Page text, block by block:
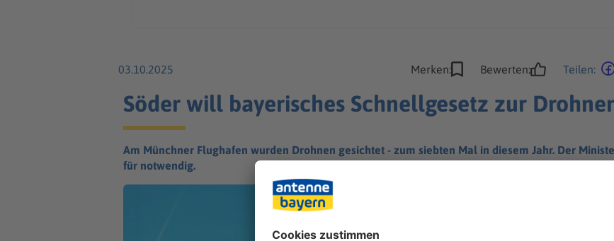
03.10.2025 Merken: Bewerten: Teilen:
Söder will bayerisches Schnellgesetz zur
Am Münchner Flughafen wurden Drohnen gesichtet - zum siebten Mal in diesem Jahr. Der
für notwendig.